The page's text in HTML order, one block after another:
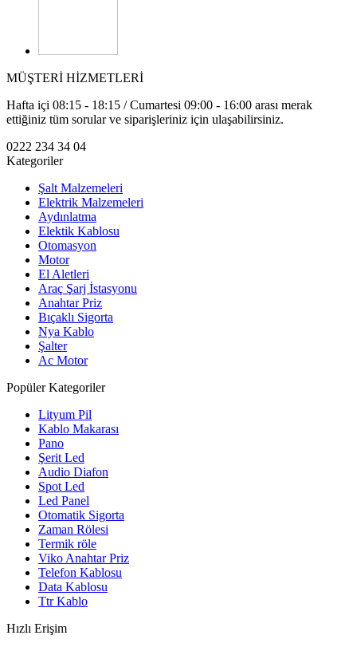
MÜŞTERİ HİZMETLERİ
Hafta içi 08:15 - 18:15 / Cumartesi 09:00 - 16:00 arası merak
ettiğiniz tüm sorular ve siparişleriniz için ulaşabilirsiniz.
0222 234 34 04
Kategoriler
Şalt Malzemeleri
Elektrik Malzemeleri
Aydınlatma
Elektik Kablosu
Otomasyon
Motor
El Aletleri
Araç Şarj İstasyonu
Anahtar Priz
Bıçaklı Sigorta
Nya Kablo
Şalter
Ac Motor
Popüler Kategoriler
Lityum Pil
Kablo Makarası
Pano
Şerit Led
Audio Diafon
Spot Led
Led Panel
Otomatik Sigorta
Zaman Rölesi
Termik röle
Viko Anahtar Priz
Telefon Kablosu
Data Kablosu
Ttr Kablo
Hızlı Erişim